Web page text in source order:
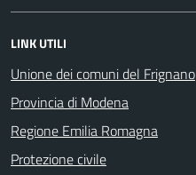
LINK UTILI
Unione dei comuni del Frignano
Provincia di Modena
Regione Emilia Romagna
Protezione civile